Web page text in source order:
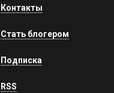
Контакты
Стать блогером
Подписка
RSS